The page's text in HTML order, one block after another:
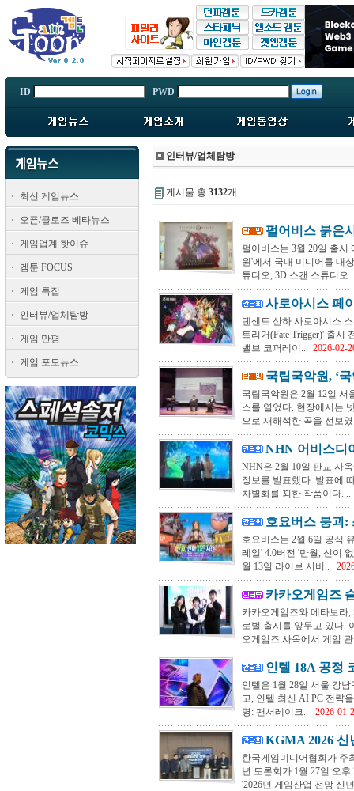
ID PWD
최신 게임뉴스
오픈/클로즈 베타뉴스
게임업계 핫이슈
겜툰 FOCUS
게임 특집
인터뷰/업체탐방
게임 만평
게임 포토뉴스
인터뷰/업체탐방
게시물 총 3132개
펄어비스 붉은
펄어비스는 3월 20일 출시
원'에서 국내 미디어를 대
튜디오, 3D 스캔 스튜디오..
사로아시스 페
텐센트 산하 사로아시스
트리거(Fate Trigger)' 출시
밸브 코퍼레이..
2026-02-
국립국악원, ‘
국립국악원은 2월 12일 서
스를 열었다. 현장에서는
으로 재해석한 곡을 선보
NHN 어비스디
NHN은 2월 10일 판교 사
정보를 발표했다. 발표에
차별화를 꾀한 작품이다. ..
호요버스 붕괴:
호요버스는 2월 6일 공식
레일' 4.0버전 '만월, 신이
월 13일 라이브 서버..
카카오게임즈
카카오게임즈와 메타보라,
로벌 출시를 앞두고 있다.
오게임즈 사옥에서 게임
인텔 18A 공정
인텔은 1월 28일 서울 강
고, 인텔 최신 AI PC 전략
명: 팬서레이크..
2026-01-
KGMA 2026 신
한국게임미디어협회가 주
년 토론회가 1월 27일 오
'2026년 게임산업 전망 신